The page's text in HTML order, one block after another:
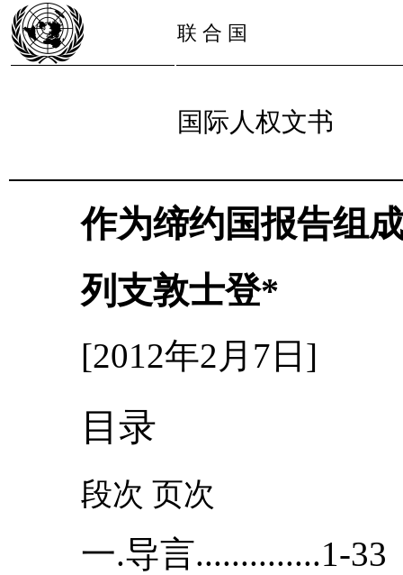
联 合 国
国际人权文书
作为缔约国报告组
列支敦士登*
[2012年2月7日]
目录
段次 页次
一.导言..............1-33